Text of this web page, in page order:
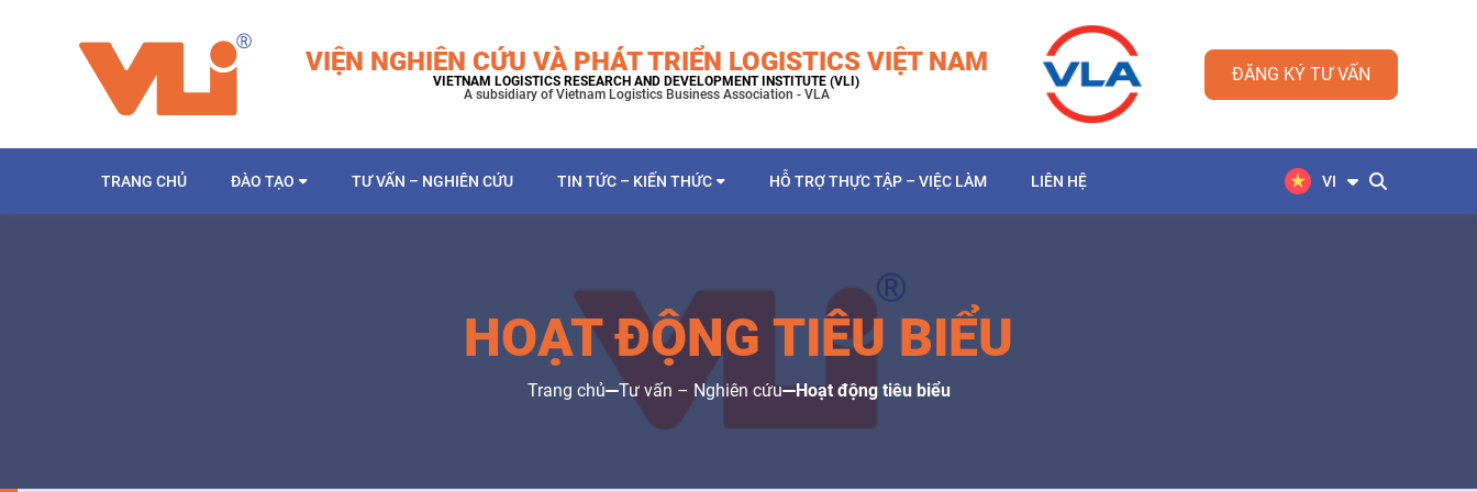
VIỆN NGHIÊN CỨU VÀ PHÁT TRIỂN LOGISTICS VIỆT NAM
VIETNAM LOGISTICS RESEARCH AND DEVELOPMENT INSTITUTE (VLI)
A subsidiary of Vietnam Logistics Business Association - VLA
ĐĂNG KÝ TƯ VẤN
TRANG CHỦ ĐÀO TẠO TƯ VẤN – NGHIÊN CỨU TIN TỨC – KIẾN THỨC HỖ TRỢ THỰC TẬP – VIỆC LÀM LIÊN HỆ VI
HOẠT ĐỘNG TIÊU BIỂU
Trang chủ Tư vấn – Nghiên cứu Hoạt động tiêu biểu